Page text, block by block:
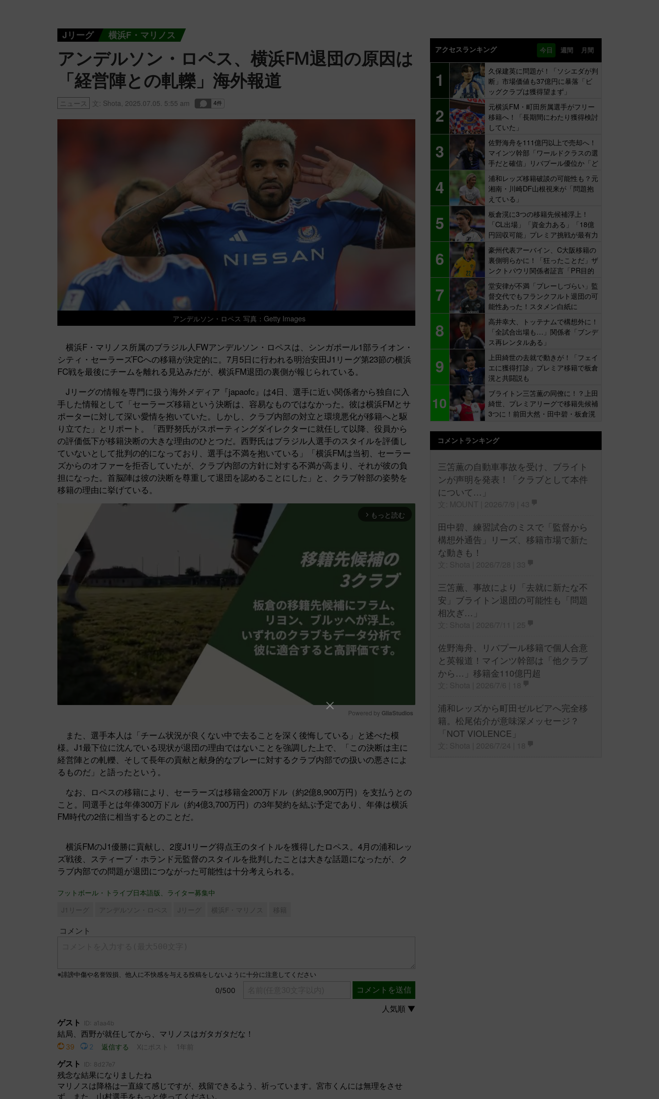
Jリーグ 横浜F・マリノス
アンデルソン・ロペス、横浜FM退団の原因は
「経営陣との軋轢」海外報道
ニュース 文: Shota 2025.07.05. 5:55 am
アンデルソン・ロペス 写真：Getty Images
横浜F・マリノス所属のブラジル人FWアンデルソン・ロペスは、シンガポール1部ライオン・
シティ・セーラーズFCへの移籍が決定的に。7月5日に行われる明治安田J1リーグ第23節の横浜
FC戦を最後にチームを離れる見込みだが、横浜FM退団の裏側が報じられている。
Jリーグの情報を専門に扱う海外メディア『japaofc』は4日、選手に近い関係者から独自に入
手した情報として「セーラーズ移籍という決断は、容易なものではなかった。彼は横浜FMとサ
ポーターに対して深い愛情を抱いていた。しかし、クラブ内部の対立と環境悪化が移籍へと駆
り立てた」とリポート。「西野努氏がスポーティングダイレクターに就任して以降、役員から
の評価低下が移籍決断の大きな理由のひとつだ。西野氏はブラジル人選手のスタイルを評価し
ていないとして批判の的になっており、選手は不満を抱いている」「横浜FMは当初、セーラー
ズからのオファーを拒否していたが、クラブ内部の方針に対する不満が高まり、それが彼の負
担になった。首脳陣は彼の決断を尊重して退団を認めることにした」と、クラブ幹部の姿勢を
移籍の理由に挙げている。
arrow_forward_ios もっと読む
Mute
Powered by GliaStudios
また、選手本人は「チーム状況が良くない中で去ることを深く後悔している」と述べた模
様。J1最下位に沈んでいる現状が退団の理由ではないことを強調した上で、「この決断は主に
経営陣との軋轢、そして長年の貢献と献身的なプレーに対するクラブ内部での扱いの悪さによ
るものだ」と語ったという。
なお、ロペスの移籍により、セーラーズは移籍金200万ドル（約2億8,900万円）を支払うとの
こと。同選手とは年俸300万ドル（約4億3,700万円）の3年契約を結ぶ予定であり、年俸は横浜
FM時代の2倍に相当するとのことだ。
横浜FMのJ1優勝に貢献し、2度J1リーグ得点王のタイトルを獲得したロペス。4月の浦和レッ
ズ戦後、スティーブ・ホランド元監督のスタイルを批判したことは大きな話題になったが、ク
ラブ内部での問題が退団につながった可能性は十分考えられる。
フットボール・トライブ日本語版、ライター募集中
J1リーグ アンデルソン・ロペス Jリーグ 横浜F・マリノス 移籍
アクセスランキング 今日 週間 月間
1
久保建英に問題が！「ソシエダが判
断」市場価値も37億円に暴落「ビ
ッグクラブは獲得望まず」
2
元横浜FM・町田所属選手がフリー
移籍へ！「長期間にわたり獲得検討
していた」
3
佐野海舟を111億円以上で売却へ！
マインツ幹部「ワールドクラスの選
手だと確信」リバプール優位か「ど
ちらかだ」
4
浦和レッズ移籍破談の可能性も？元
湘南・川崎DF山根視来が「問題抱
えている」
5
板倉滉に3つの移籍先候補浮上！
「CL出場」「資金力ある」「18億
円回収可能」プレミア挑戦が最有力
6
豪州代表アーバイン、C大阪移籍の
裏側明らかに！「狂ったことだ」ザ
ンクトパウリ関係者証言「PR目的
の補強」
7
堂安律が不満「プレーしづらい」監
督交代でもフランクフルト退団の可
能性あった！スタメン白紙に
8
高井幸大、トッテナムで構想外に！
「全試合出場も…」関係者「ブンデ
ス再レンタルある」
9
上田綺世の去就で動きが！「フェイ
エに獲得打診」プレミア移籍で板倉
滉と共闘説も
10
ブライトン三笘薫の同僚に！？上田
綺世、プレミアリーグで移籍先候補
3つに！前田大然・田中碧・板倉滉
コメントランキング
三笘薫の自動車事故を受け、ブライト
ンが声明を発表！「クラブとして本件
について…」
田中碧、練習試合のミスで「監督から
構想外通告」リーズ、移籍市場で新た
な動きも！
三笘薫、事故により「去就に新たな不
安」ブライトン退団の可能性も「問題
相次ぎ…」
佐野海舟、リバプール移籍で個人合意
と英報道！マインツ幹部は「他クラブ
から…」移籍金110億円超
浦和レッズから町田ゼルビアへ完全移
籍。松尾佑介が意味深メッセージ？
「NOT VIOLENCE」